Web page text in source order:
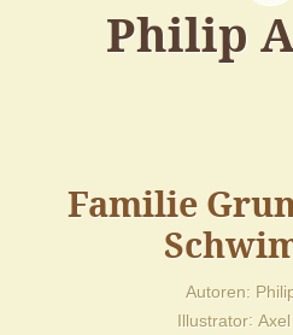
Philip
Familie
Autoren
Illustrator